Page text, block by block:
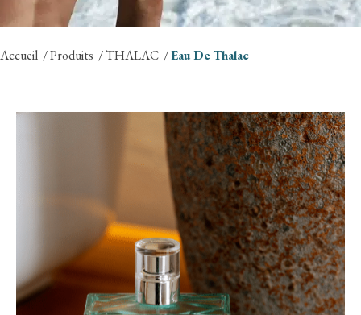
Accueil Produits THALAC Eau De Thalac